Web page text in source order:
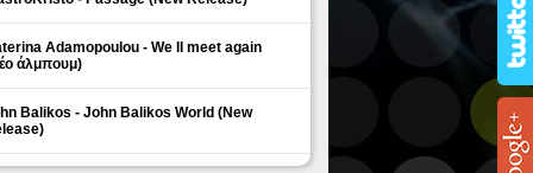
Adamopoulou - We ll meet again
άλμπουμ)
Balikos - John Balikos World (New